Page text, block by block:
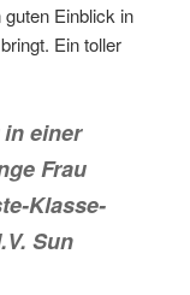
Einblick in
Ein toller
in einer
Frau
Klasse-
Sun